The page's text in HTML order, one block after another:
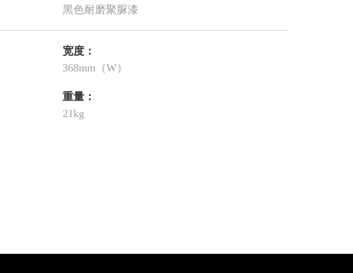
黑色耐磨聚脲漆
宽度：
368mm（W）
重量：
21kg